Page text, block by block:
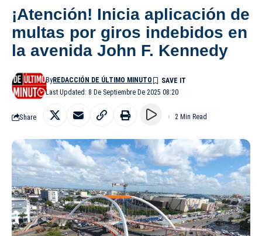
¡Atención! Inicia aplicación de
multas por giros indebidos en
la avenida John F. Kennedy
Last Updated: 8 De Septiembre De 2025 08:20
ByREDACCIÓN DE ÚLTIMO MINUTO
Share 2 Min Read